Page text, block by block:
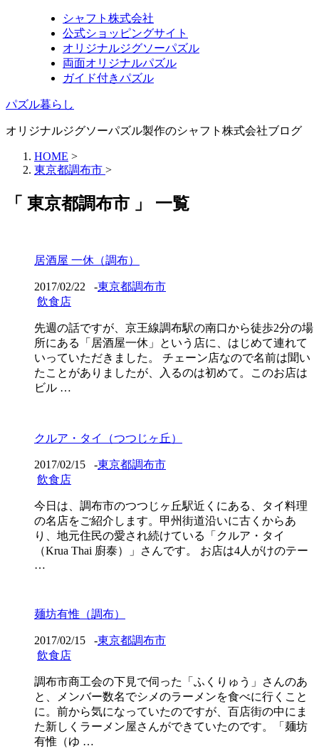
シャフト株式会社
公式ショッピングサイト
オリジナルジグソーパズル
両面オリジナルパズル
ガイド付きパズル
パズル暮らし
オリジナルジグソーパズル製作のシャフト株式会社ブログ
HOME >
東京都調布市 >
「 東京都調布市 」 一覧
居酒屋 一休（調布）
2017/02/22 -東京都調布市
飲食店
先週の話ですが、京王線調布駅の南口から徒歩2分の場
所にある「居酒屋一休」という店に、はじめて連れて
いっていただきました。 チェーン店なので名前は聞い
たことがありましたが、入るのは初めて。このお店は
ビル …
クルア・タイ（つつじヶ丘）
2017/02/15 -東京都調布市
飲食店
今日は、調布市のつつじヶ丘駅近くにある、タイ料理
の名店をご紹介します。甲州街道沿いに古くからあ
り、地元住民の愛され続けている「クルア・タイ
（Krua Thai 廚泰）」さんです。 お店は4人がけのテー
…
麺坊有惟（調布）
2017/02/15 -東京都調布市
飲食店
調布市商工会の下見で伺った「ふくりゅう」さんのあ
と、メンバー数名でシメのラーメンを食べに行くこと
に。前から気になっていたのですが、百店街の中にま
た新しくラーメン屋さんができていたのです。「麺坊
有惟（ゆ …